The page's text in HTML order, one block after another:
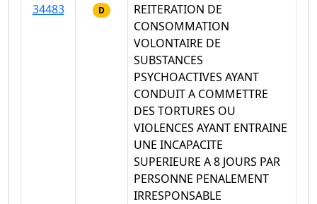
34483
D
REITERATION DE
CONSOMMATION
VOLONTAIRE DE
SUBSTANCES
PSYCHOACTIVES AYANT
CONDUIT A COMMETTRE
DES TORTURES OU
VIOLENCES AYANT ENTRAINE
UNE INCAPACITE
SUPERIEURE A 8 JOURS PAR
PERSONNE PENALEMENT
IRRESPONSABLE